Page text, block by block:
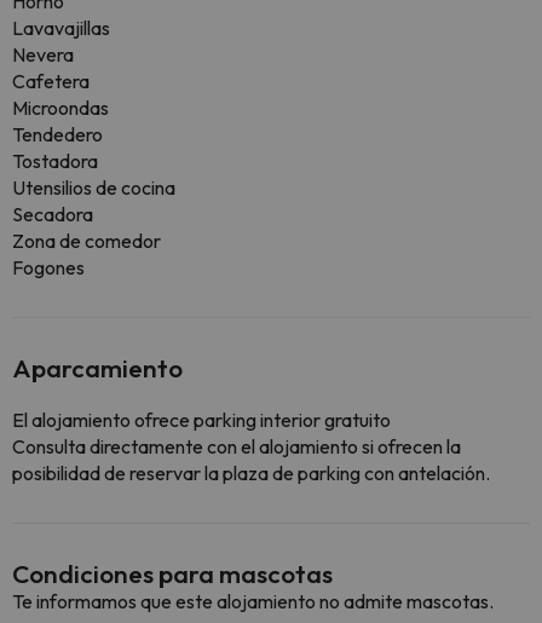
Lavavajillas
Nevera
Cafetera
Microondas
Tendedero
Tostadora
Utensilios de cocina
Secadora
Zona de comedor
Fogones
Aparcamiento
El alojamiento ofrece parking interior gratuito
Consulta directamente con el alojamiento si ofrecen la
posibilidad de reservar la plaza de parking con antelación.
Condiciones para mascotas
Te informamos que este alojamiento no admite mascotas.